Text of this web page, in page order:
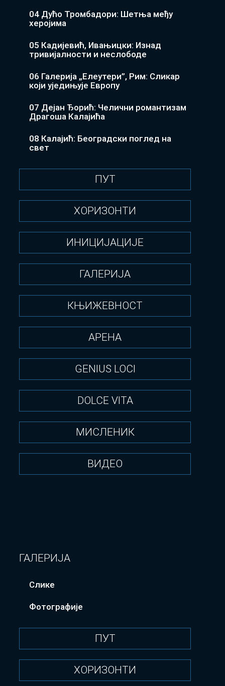
04 Дућо Тромбадори: Шетња међу
херојима
05 Кадијевић, Ивањицки: Изнад
тривијалности и неслободе
06 Галерија „Елеутери”, Рим: Сликар
који уједињује Европу
07 Дејан Ђорић: Челични романтизам
Драгоша Калајића
08 Калајић: Београдски поглед на
свет
ПУТ
ХОРИЗОНТИ
ИНИЦИЈАЦИЈЕ
ГАЛЕРИЈА
КЊИЖЕВНОСТ
АРЕНА
GENIUS LOCI
DOLCE VITA
МИСЛЕНИК
ВИДЕО
ГАЛЕРИЈА
Слике
Фотографије
ПУТ
ХОРИЗОНТИ